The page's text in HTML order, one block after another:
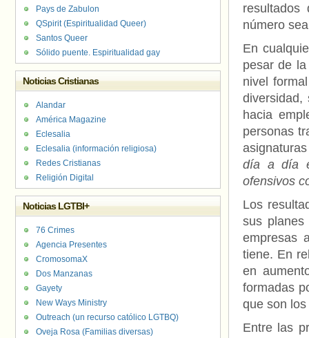
número
En
pesar de
nivel
diversidad,
hacia
personas
día a día
ofensivos
Los
sus
empresas
tiene. En
en
formadas
que son
Entre las
Pays de Zabulon
QSpirit (Espiritualidad Queer)
Santos Queer
Sólido puente. Espiritualidad gay
Noticias Cristianas
Alandar
América Magazine
Eclesalia
Eclesalia (información religiosa)
Redes Cristianas
Religión Digital
Noticias LGTBI+
76 Crimes
Agencia Presentes
CromosomaX
Dos Manzanas
Gayety
New Ways Ministry
Outreach (un recurso católico LGTBQ)
Oveja Rosa (Familias diversas)